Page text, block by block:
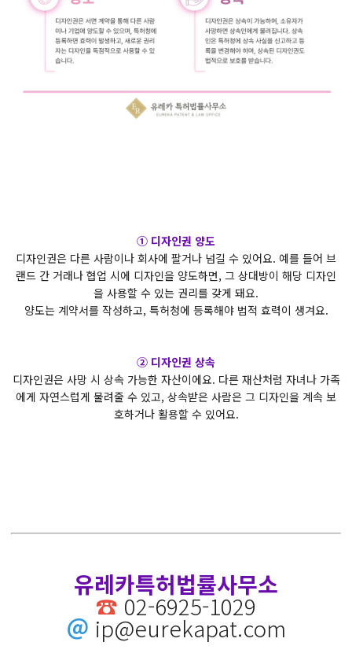
① 디자인권 양도
디자인권은 다른 사람이나 회사에 팔거나 넘길 수 있어요. 예를 들어 브
랜드 간 거래나 협업 시에 디자인을 양도하면, 그 상대방이 해당 디자인
을 사용할 수 있는 권리를 갖게 돼요.
양도는 계약서를 작성하고, 특허청에 등록해야 법적 효력이 생겨요.
② 디자인권 상속
디자인권은 사망 시 상속 가능한 자산이에요. 다른 재산처럼 자녀나 가족
에게 자연스럽게 물려줄 수 있고, 상속받은 사람은 그 디자인을 계속 보
호하거나 활용할 수 있어요.
유레카특허법률사무소
☎ 02-6925-1029
＠ ip@eurekapat.com